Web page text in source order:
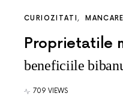
CURIOZITATI
Proprietatile
beneficiile
709 VIEWS